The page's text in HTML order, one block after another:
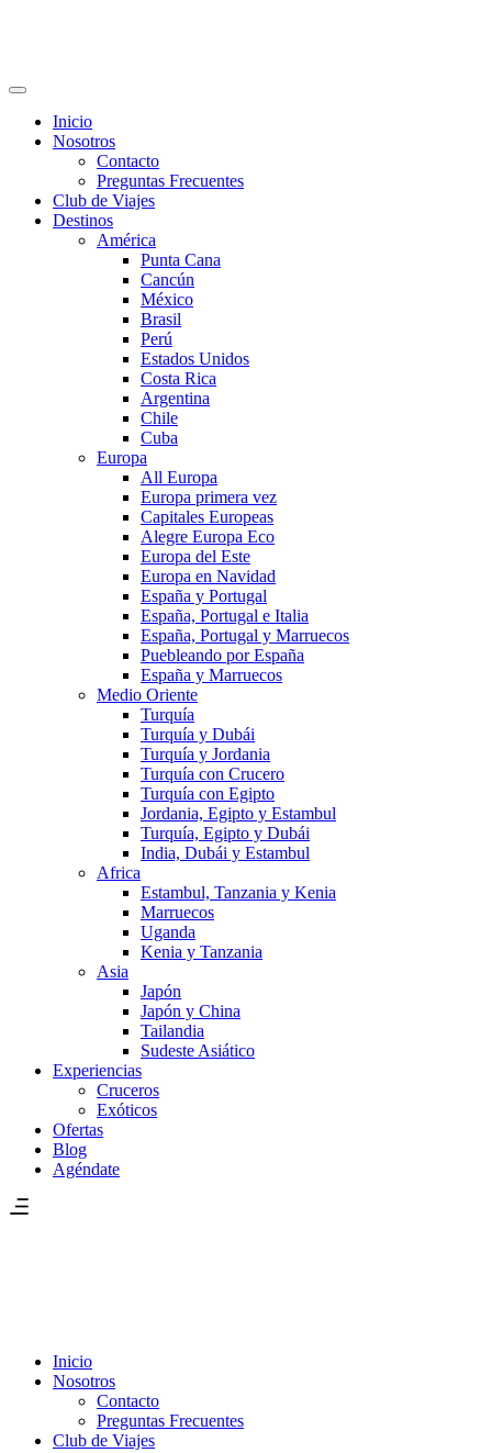
Inicio
Nosotros
Contacto
Preguntas Frecuentes
Club de Viajes
Destinos
América
Punta Cana
Cancún
México
Brasil
Perú
Estados Unidos
Costa Rica
Argentina
Chile
Cuba
Europa
All Europa
Europa primera vez
Capitales Europeas
Alegre Europa Eco
Europa del Este
Europa en Navidad
España y Portugal
España, Portugal e Italia
España, Portugal y Marruecos
Puebleando por España
España y Marruecos
Medio Oriente
Turquía
Turquía y Dubái
Turquía y Jordania
Turquía con Crucero
Turquía con Egipto
Jordania, Egipto y Estambul
Turquía, Egipto y Dubái
India, Dubái y Estambul
Africa
Estambul, Tanzania y Kenia
Marruecos
Uganda
Kenia y Tanzania
Asia
Japón
Japón y China
Tailandia
Sudeste Asiático
Experiencias
Cruceros
Exóticos
Ofertas
Blog
Agéndate
Inicio
Nosotros
Contacto
Preguntas Frecuentes
Club de Viajes